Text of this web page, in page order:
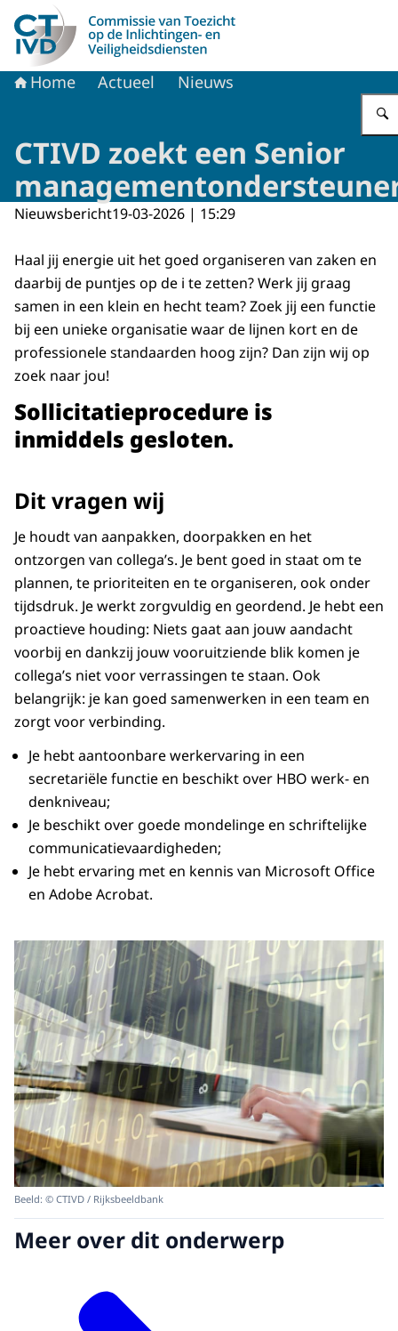
Naar de homepage van CTIVD
Home Actueel Nieuws
CTIVD zoekt een Senior
Nieuwsbericht19-03-2026 | 15:29
Haal jij energie uit het goed organiseren van zaken en
daarbij de puntjes op de i te zetten? Werk jij graag
samen in een klein en hecht team? Zoek jij een functie
bij een unieke organisatie waar de lijnen kort en de
professionele standaarden hoog zijn? Dan zijn wij op
zoek naar jou!
Sollicitatieprocedure is
inmiddels gesloten.
Dit vragen wij
Je houdt van aanpakken, doorpakken en het
ontzorgen van collega’s. Je bent goed in staat om te
plannen, te prioriteiten en te organiseren, ook onder
tijdsdruk. Je werkt zorgvuldig en geordend. Je hebt een
proactieve houding: Niets gaat aan jouw aandacht
voorbij en dankzij jouw vooruitziende blik komen je
collega’s niet voor verrassingen te staan. Ook
belangrijk: je kan goed samenwerken in een team en
zorgt voor verbinding.
Je hebt aantoonbare werkervaring in een
secretariële functie en beschikt over HBO werk- en
denkniveau;
Je beschikt over goede mondelinge en schriftelijke
communicatievaardigheden;
Je hebt ervaring met en kennis van Microsoft Office
en Adobe Acrobat.
Beeld: © CTIVD / Rijksbeeldbank
Meer over dit onderwerp